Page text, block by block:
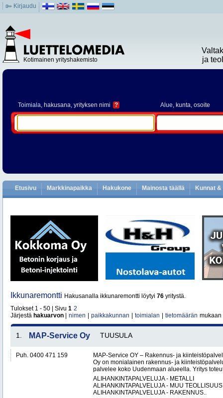
Kirjaudu
Kotimainen yrityshakemisto
ja
Toimiala, hakusana, yrityksen nimi ? Alue, kunta, osoite
Etusivu Markkinapaikka Hakukone Mainosta täällä Kunnat
Ikkunaremontti Hakusanalla ikkunaremontti löytyi 76 yritystä.
Tulokset 1 - 50 | Sivu 1 2
Järjestä hakuarvon nimen paikkakunnan toimialan tietomäärän mukaan
1. MAP-Service Oy TUUSULA
Puh. 0400 471 159
MAP-Service OY – Rakennus- ja
Oy on monialainen rakennus- ja
palvelee koko Uudenmaan alueella. Yritys
ALIHANKINTAPALVELUJA - METALLI
ALIHANKINTAPALVELUJA - MUU TEOLLISUUS
ALIHANKINTAPALVELUJA - RAKENNUS..